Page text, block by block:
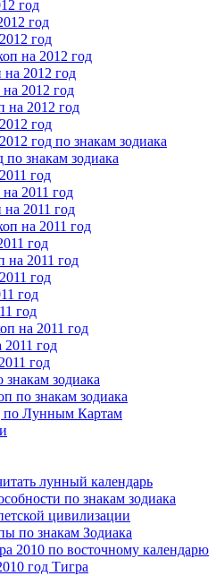
год
год
год
на 2012 год
2012 год
2012 год
2012 год
год
год по знакам зодиака
знакам зодиака
год
2011 год
2011 год
на 2011 год
год
2011 год
год
год
год
на 2011 год
год
год
зодиака
по знакам зодиака
по Лунным Картам
лунный календарь
по знакам зодиака
цивилизации
по знакам Зодиака
2010 по восточному календарю
год Тигра